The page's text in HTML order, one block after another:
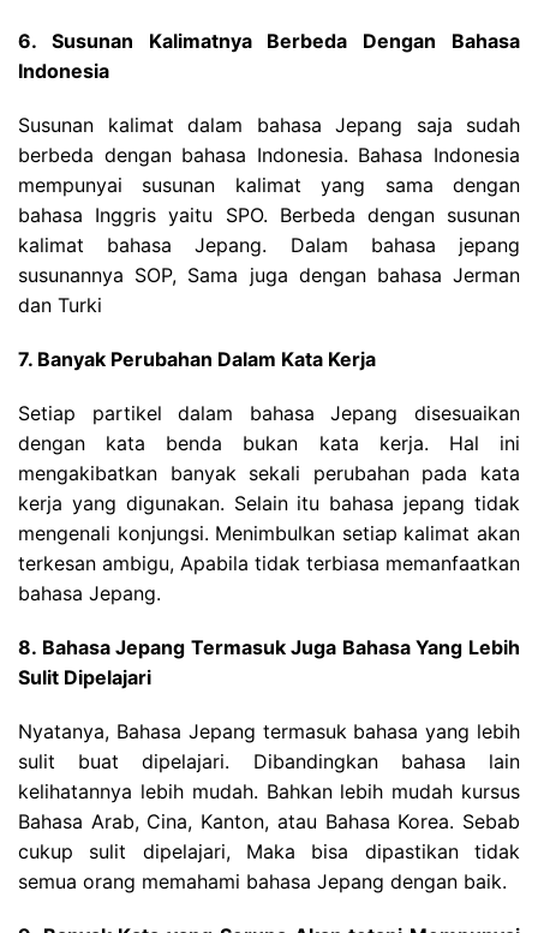
6. Susunan Kalimatnya Berbeda Dengan Bahasa
Indonesia
Susunan kalimat dalam bahasa Jepang saja sudah
berbeda dengan bahasa Indonesia. Bahasa Indonesia
mempunyai susunan kalimat yang sama dengan
bahasa Inggris yaitu SPO. Berbeda dengan susunan
kalimat bahasa Jepang. Dalam bahasa jepang
susunannya SOP, Sama juga dengan bahasa Jerman
dan Turki
7. Banyak Perubahan Dalam Kata Kerja
Setiap partikel dalam bahasa Jepang disesuaikan
dengan kata benda bukan kata kerja. Hal ini
mengakibatkan banyak sekali perubahan pada kata
kerja yang digunakan. Selain itu bahasa jepang tidak
mengenali konjungsi. Menimbulkan setiap kalimat akan
terkesan ambigu, Apabila tidak terbiasa memanfaatkan
bahasa Jepang.
8. Bahasa Jepang Termasuk Juga Bahasa Yang Lebih
Sulit Dipelajari
Nyatanya, Bahasa Jepang termasuk bahasa yang lebih
sulit buat dipelajari. Dibandingkan bahasa lain
kelihatannya lebih mudah. Bahkan lebih mudah kursus
Bahasa Arab, Cina, Kanton, atau Bahasa Korea. Sebab
cukup sulit dipelajari, Maka bisa dipastikan tidak
semua orang memahami bahasa Jepang dengan baik.